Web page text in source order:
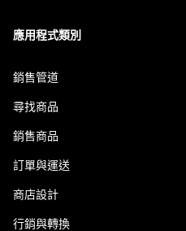
應用程式類別
銷售管道
尋找商品
銷售商品
訂單與運送
商店設計
行銷與轉換